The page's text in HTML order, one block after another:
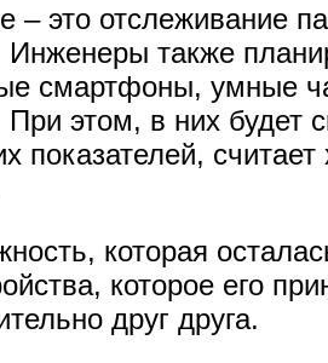
– это отслеживание
Инженеры также
смартфоны, умные
этом, в них будет
показателей,
которая
которое его
друг друга.